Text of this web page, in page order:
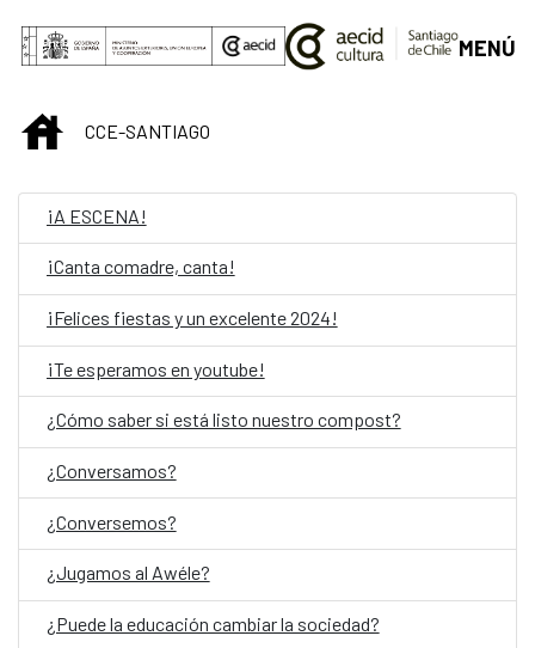
Skip to Main Content
MENÚ
INICIOCCE-SANTIAGO
¡A ESCENA!
¡Canta comadre, canta!
¡Felices fiestas y un excelente 2024!
¡Te esperamos en youtube!
¿Cómo saber si está listo nuestro compost?
¿Conversamos?
¿Conversemos?
¿Jugamos al Awéle?
¿Puede la educación cambiar la sociedad?